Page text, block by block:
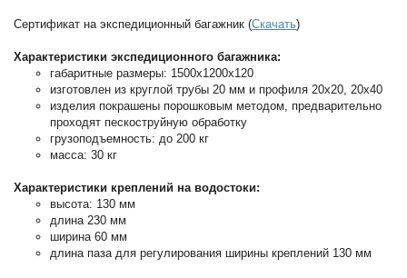
Сертификат на экспедиционный багажник (Скачать)
Характеристики экспедиционного багажника:
габаритные размеры: 1500x1200х120
изготовлен из круглой трубы 20 мм и профиля 20х20, 20х40
изделия покрашены порошковым методом, предварительно
проходят пескоструйную обработку
грузоподъемность: до 200 кг
масса: 30 кг
Характеристики креплений на водостоки:
высота: 130 мм
длина 230 мм
ширина 60 мм
длина паза для регулирования ширины креплений 130 мм